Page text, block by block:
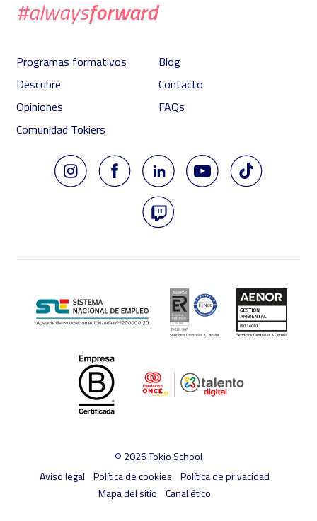
#alwaysforward
Programas formativos
Descubre
Opiniones
Comunidad Tokiers
Blog
Contacto
FAQs
© 2026 Tokio School
Aviso legal
Política de cookies
Política de privacidad
Mapa del sitio
Canal ético